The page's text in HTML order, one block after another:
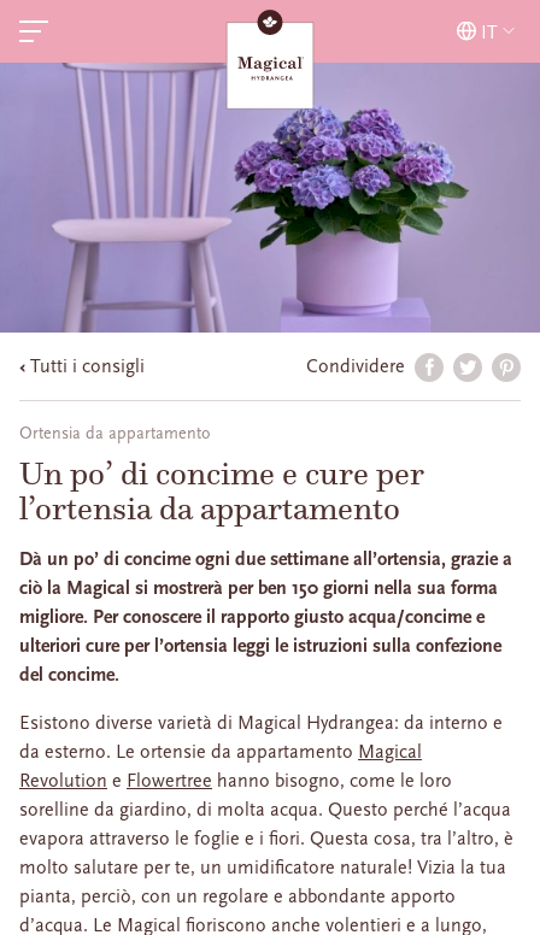
IT
Tutti i consigli Condividere
Ortensia da appartamento
Un po’ di concime e cure per
l’ortensia da appartamento
Dà un po’ di concime ogni due settimane all’ortensia, grazie a
ciò la Magical si mostrerà per ben 150 giorni nella sua forma
migliore. Per conoscere il rapporto giusto acqua/concime e
ulteriori cure per l’ortensia leggi le istruzioni sulla confezione
del concime.
Esistono diverse varietà di Magical Hydrangea: da interno e
da esterno. Le ortensie da appartamento Magical
Revolution e Flowertree hanno bisogno, come le loro
sorelline da giardino, di molta acqua. Questo perché l’acqua
evapora attraverso le foglie e i fiori. Questa cosa, tra l’altro, è
molto salutare per te, un umidificatore naturale! Vizia la tua
pianta, perciò, con un regolare e abbondante apporto
d’acqua. Le Magical fioriscono anche volentieri e a lungo,